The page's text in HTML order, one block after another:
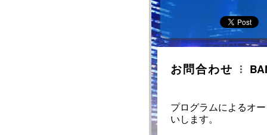
お問合わせ
プログラムによるオ
いします。